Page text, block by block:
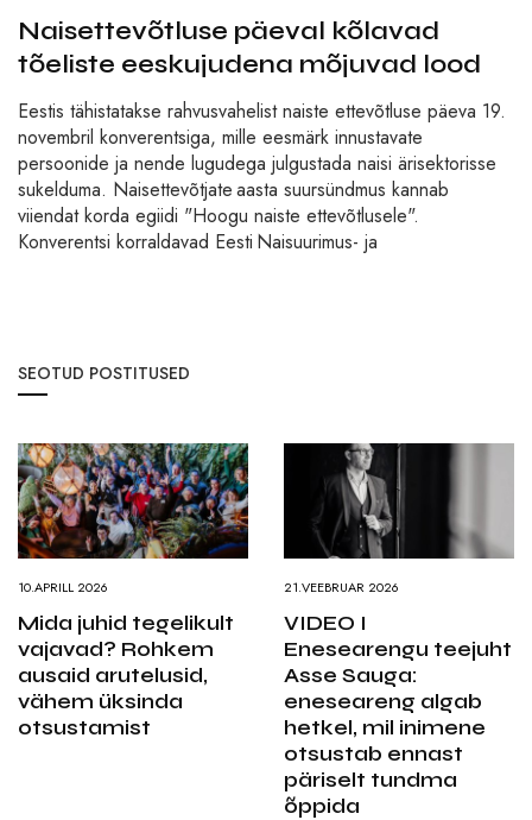
Naisettevõtluse päeval kõlavad
tõeliste eeskujudena mõjuvad lood
Eestis tähistatakse rahvusvahelist naiste ettevõtluse päeva 19.
novembril konverentsiga, mille eesmärk innustavate
persoonide ja nende lugudega julgustada naisi ärisektorisse
sukelduma. Naisettevõtjate aasta suursündmus kannab
viiendat korda egiidi "Hoogu naiste ettevõtlusele".
Konverentsi korraldavad Eesti Naisuurimus- ja
SEOTUD POSTITUSED
10.APRILL 2026
Mida juhid tegelikult
vajavad? Rohkem
ausaid arutelusid,
vähem üksinda
otsustamist
21.VEEBRUAR 2026
VIDEO I
Enesearengu teejuht
Asse Sauga:
eneseareng algab
hetkel, mil inimene
otsustab ennast
päriselt tundma
õppida